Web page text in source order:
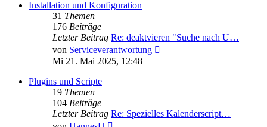
Installation und Konfiguration
31 Themen
176 Beiträge
Letzter Beitrag Re: deaktvieren "Suche nach U…
von Serviceverantwortung
Mi 21. Mai 2025, 12:48
Plugins und Scripte
19 Themen
104 Beiträge
Letzter Beitrag Re: Spezielles Kalenderscript…